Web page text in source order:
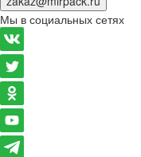
Мы в социальных сетях